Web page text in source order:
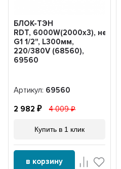
БЛОК-ТЭН
RDT, 6000W(2000х3), нерж,
G1 1/2", L300мм,
220/380V (68560),
69560
Артикул: 69560
2 982 4 009
Купить в 1 клик
в корзину